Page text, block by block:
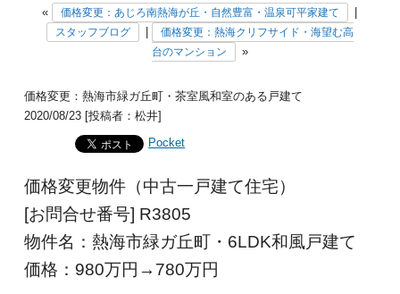
« 価格変更：あじろ南熱海が丘・自然豊富・温泉可平家建て
スタッフブログ
価格変更：熱海クリフサイド・海望む高
台のマンション
»
価格変更：熱海市緑ガ丘町・茶室風和室のある戸建て
2020/08/23 [投稿者：松井]
Pocket
価格変更物件（中古一戸建て住宅）
[お問合せ番号] R3805
物件名：熱海市緑ガ丘町・6LDK和風戸建て
価格：980万円→780万円